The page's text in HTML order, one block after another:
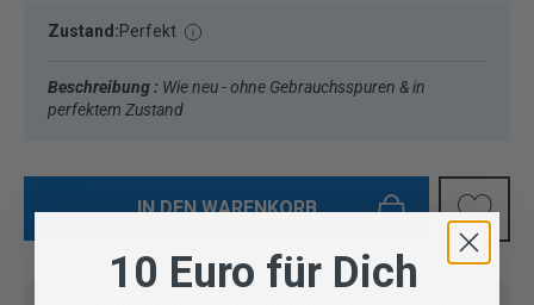
Zustand:Perfekt
Beschreibung : Wie neu - ohne Gebrauchsspuren & in
perfektem Zustand
IN DEN WARENKORB
10 Euro für Dich